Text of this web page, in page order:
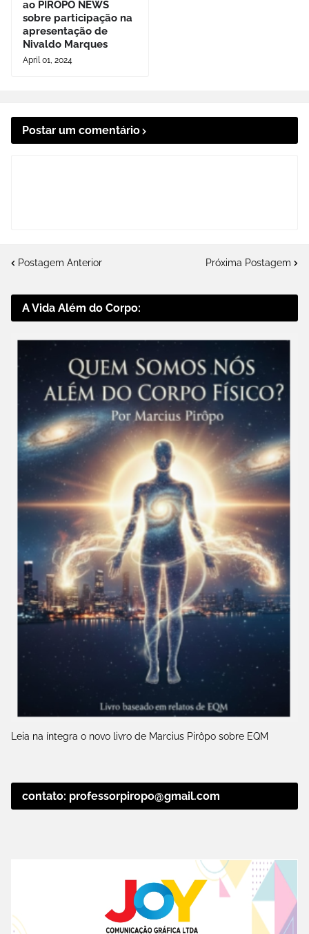
ao PIRÔPO NEWS
sobre participação na
apresentação de
Nivaldo Marques
April 01, 2024
Postar um comentário
Postagem Anterior Próxima Postagem
A Vida Além do Corpo:
Leia na íntegra o novo livro de Marcius Pirôpo sobre EQM
contato: professorpiropo@gmail.com